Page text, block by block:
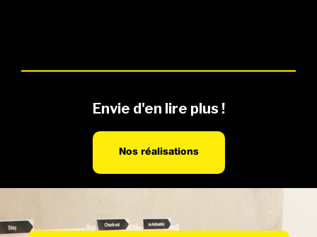
Envie d'en lire plus !
Nos réalisations